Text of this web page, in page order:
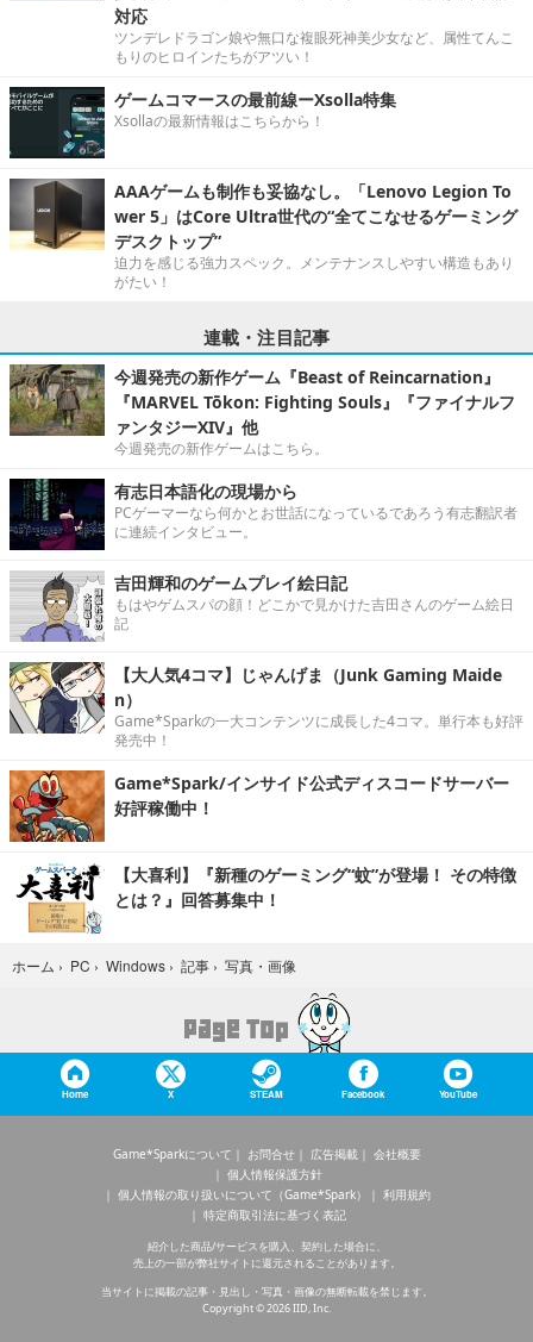
対応
ツンデレドラゴン娘や無口な複眼死神美少女など、属性てんこ
もりのヒロインたちがアツい！
ゲームコマースの最前線ーXsolla特集
Xsollaの最新情報はこちらから！
AAAゲームも制作も妥協なし。「Lenovo Legion To
wer 5」はCore Ultra世代の“全てこなせるゲーミング
デスクトップ”
迫力を感じる強力スペック。メンテナンスしやすい構造もあり
がたい！
連載・注目記事
今週発売の新作ゲーム『Beast of Reincarnation』
『MARVEL Tōkon: Fighting Souls』『ファイナルフ
ァンタジーXIV』他
今週発売の新作ゲームはこちら。
有志日本語化の現場から
PCゲーマーなら何かとお世話になっているであろう有志翻訳者
に連続インタビュー。
吉田輝和のゲームプレイ絵日記
もはやゲムスパの顔！どこかで見かけた吉田さんのゲーム絵日
記
【大人気4コマ】じゃんげま（Junk Gaming Maide
n）
Game*Sparkの一大コンテンツに成長した4コマ。単行本も好評
発売中！
Game*Spark/インサイド公式ディスコードサーバー
好評稼働中！
【大喜利】『新種のゲーミング“蚊”が登場！ その特徴
とは？』回答募集中！
ホーム › PC › Windows › 記事 › 写真・画像
Home X STEAM Facebook YouTube
Game*Sparkについて お問合せ 広告掲載
会社概要
個人情報保護方針
個人情報の取り扱いについて（Game*Spark）
利用規約
特定商取引法に基づく表記
紹介した商品/サービスを購入、契約した場合に、
売上の一部が弊社サイトに還元されることがあります。
当サイトに掲載の記事・見出し・写真・画像の無断転載を禁じます。
Copyright © 2026 IID, Inc.